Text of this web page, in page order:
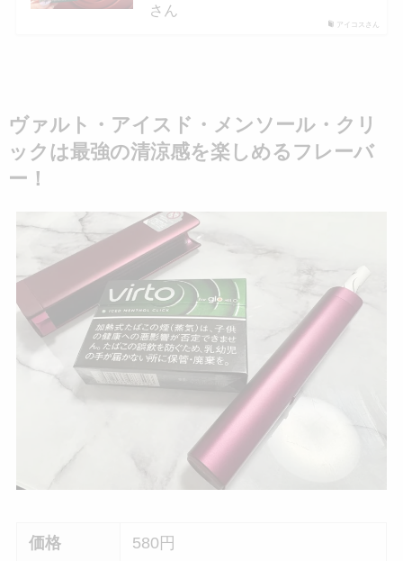
アイコスさん
さん
ヴァルト・アイスド・メンソール・クリ
ックは最強の清涼感を楽しめるフレーバ
ー！
価格 580円